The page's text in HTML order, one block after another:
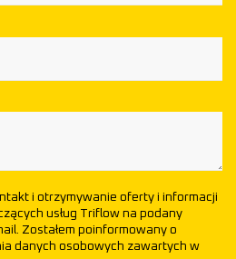
i otrzymywanie oferty i informacji
usług Triflow na podany
Zostałem poinformowany o
danych osobowych zawartych w